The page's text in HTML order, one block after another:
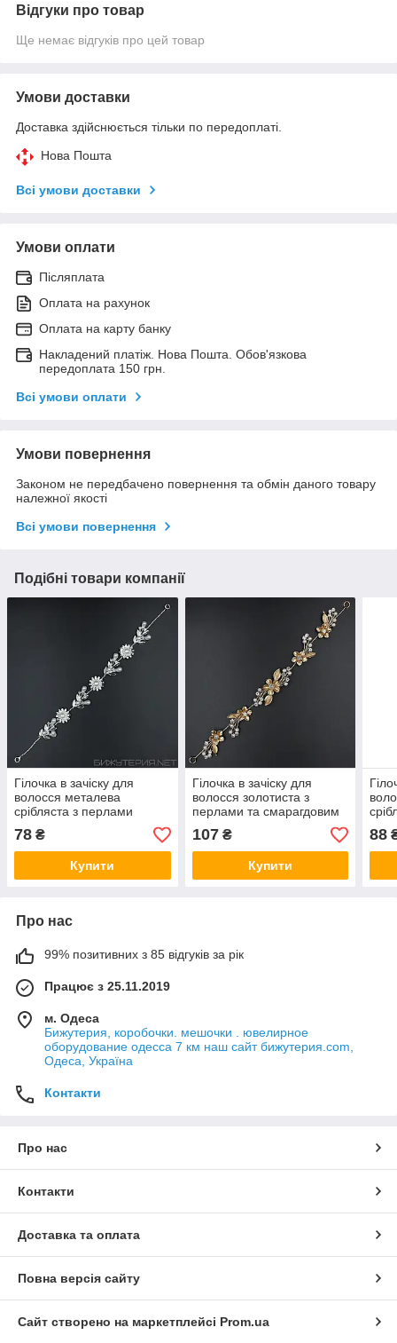
Відгуки про товар
Ще немає відгуків про цей товар
Умови доставки
Доставка здійснюється тільки по передоплаті.
Нова Пошта
Всі умови доставки
Умови оплати
Післяплата
Оплата на рахунок
Оплата на карту банку
Накладений платіж. Нова Пошта. Обов'язкова
передоплата 150 грн.
Всі умови оплати
Умови повернення
Законом не передбачено повернення та обмін даного товару
належної якості
Всі умови повернення
Подібні товари компанії
Гілочка в зачіску для
волосся металева
срібляста з перлами
ромашка пелюстки 28 см
із двома неведимками
78 ₴
Купити
Гілочка в зачіску для
волосся золотиста з
перлами та смарагдовим
камінням квіточки 28 см із
двома неведимками
107₴
Купити
88
Про нас
99% позитивних з 85 відгуків за рік
Працює з 25.11.2019
м. Одеса
Бижутерия, коробочки. мешочки . ювелирное
оборудование одесса 7 км наш сайт бижутерия.com,
Одеса, Україна
Контакти
Про нас
Контакти
Доставка та оплата
Повна версія сайту
Сайт створено на маркетплейсі Prom.ua